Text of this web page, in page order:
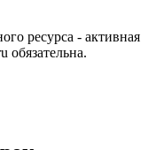
ресурса - активная
обязательна.